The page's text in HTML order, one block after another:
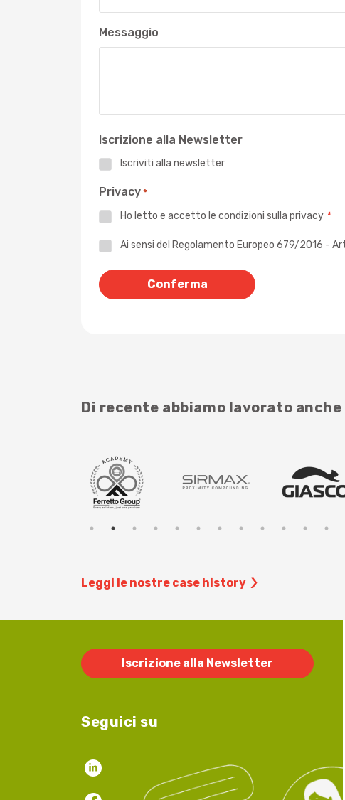
Messaggio
Iscrizione alla Newsletter
Iscriviti alla newsletter
Privacy *
Ho letto e accetto le condizioni sulla privacy *
PrivacyAi sensi del Regolamento Europeo 679/2016 -
Di recente abbiamo lavorato
Leggi le nostre case history
Iscrizione alla Newsletter
Seguici su